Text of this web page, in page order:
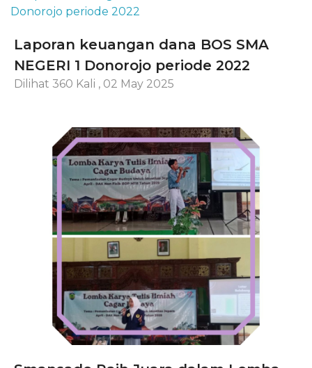
Laporan keuangan dana BOS SMA
NEGERI 1 Donorojo periode 2022
Dilihat 360 Kali , 02 May 2025